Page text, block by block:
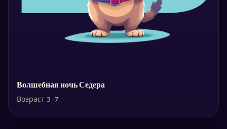
Волшебная ночь Седера
Возраст 3-7